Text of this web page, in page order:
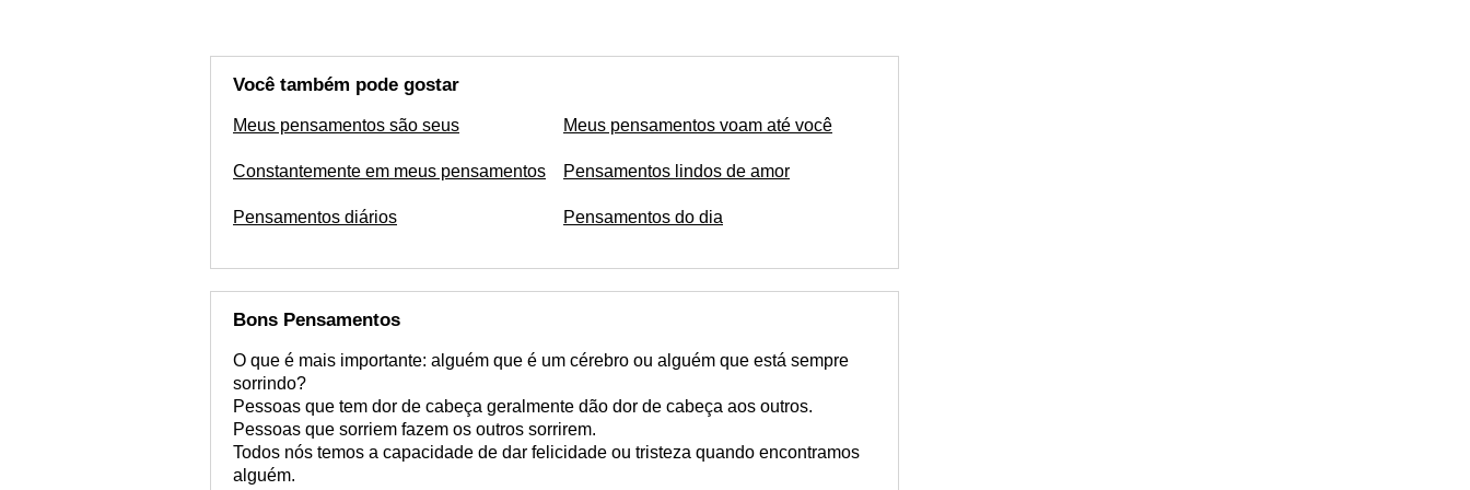
Você também pode gostar
Meus pensamentos são seus
Constantemente em meus pensamentos
Pensamentos diários
Meus pensamentos voam até você
Pensamentos lindos de amor
Pensamentos do dia
Bons Pensamentos
O que é mais importante: alguém que é um cérebro ou alguém que está sempre
sorrindo?
Pessoas que tem dor de cabeça geralmente dão dor de cabeça aos outros.
Pessoas que sorriem fazem os outros sorrirem.
Todos nós temos a capacidade de dar felicidade ou tristeza quando encontramos
alguém.